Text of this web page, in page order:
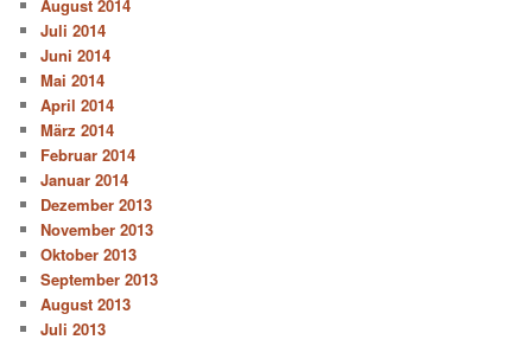
August 2014
Juli 2014
Juni 2014
Mai 2014
April 2014
März 2014
Februar 2014
Januar 2014
Dezember 2013
November 2013
Oktober 2013
September 2013
August 2013
Juli 2013